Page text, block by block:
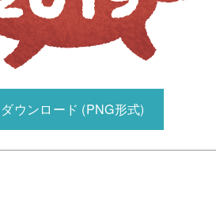
ダウンロード (PNG形式)